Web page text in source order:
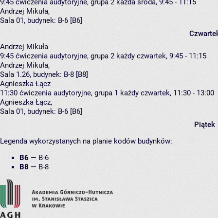
9:45 ćwiczenia audytoryjne, grupa 2 każda środa, 9:45 - 11:15
Andrzej Mikuła,
Sala 01, budynek: B-6 [B6]
Andrzej Mikuła
9:45 ćwiczenia audytoryjne, grupa 2 każdy czwartek, 9:45 - 11:15
Andrzej Mikuła,
Sala 1.26, budynek: B-8 [B8]
Agnieszka Łącz
11:30 ćwiczenia audytoryjne, grupa 1 każdy czwartek, 11:30 - 13:00
Agnieszka Łącz,
Sala 01, budynek: B-6 [B6]
Piątek
Legenda wykorzystanych na planie kodów budynków:
B6 — B-6
B8 — B-8